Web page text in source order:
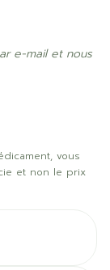
vous
et non le prix
e-mail et nous